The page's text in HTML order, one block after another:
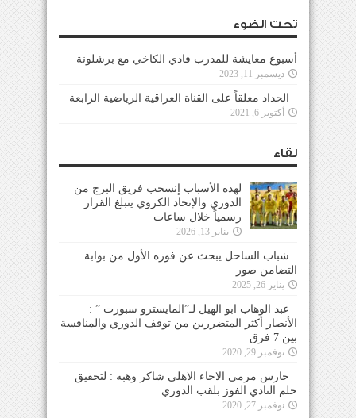
تحت الضوء
أسبوع معايشة للمدرب فادي الكاخي مع برشلونة
ديسمبر 11, 2023
الحداد معلقاً على القناة العراقية الرياضية الرابعة
أكتوبر 6, 2021
لقاء
لهذه الأسباب إنسحب فريق البرج من
الدوري والإتحاد الكروي يتبلغ القرار
رسمياً خلال ساعات
يناير 13, 2026
شباب الساحل يبحث عن فوزه الأول من بوابة
التضامن صور
يناير 26, 2025
عبد الوهاب ابو الهيل لـ”المايسترو سبورت ” :
الأنصار أكثر المتضررين من توقف الدوري والمنافسة
بين 7 فرق
نوفمبر 29, 2020
حارس مرمى الاخاء الاهلي شاكر وهبه : لتحقيق
حلم النادي الفوز بلقب الدوري
نوفمبر 27, 2020